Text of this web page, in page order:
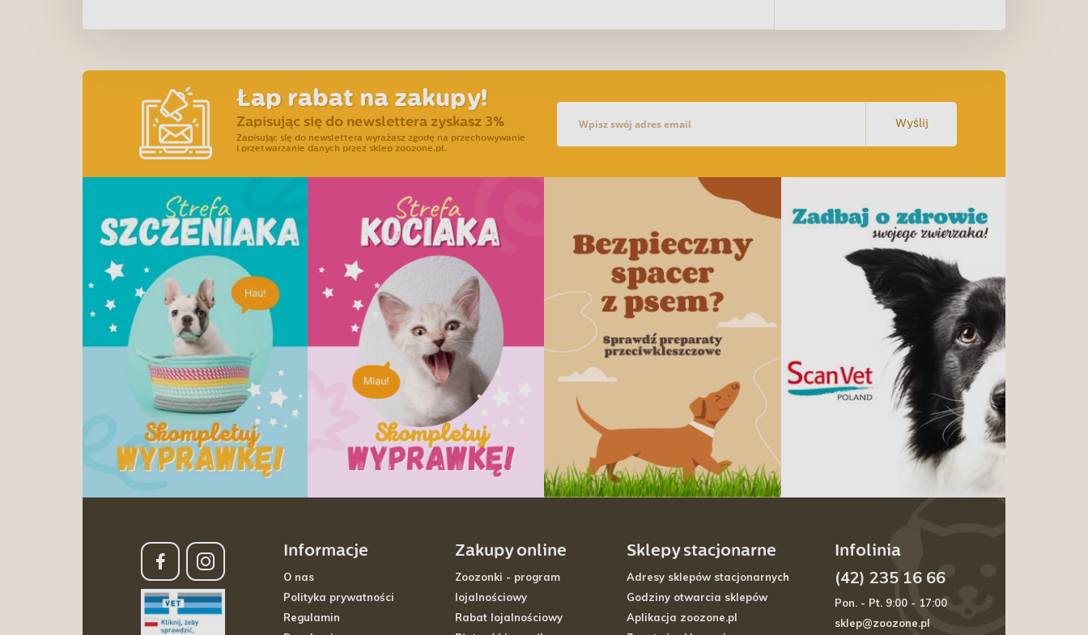
Łap rabat na zakupy!
Zapisując się do newslettera zyskasz 3%
Zapisując się do newslettera wyrażasz zgodę na przechowywanie
i przetwarzanie danych przez sklep zoozone.pl.
Wyślij
Informacje
O nas
Polityka prywatności
Regulamin
Zakupy online
Zoozonki - program
lojalnościowy
Rabat lojalnościowy
Sklepy stacjonarne
Adresy sklepów stacjonarnych
Godziny otwarcia sklepów
Aplikacja zoozone.pl
Infolinia
(42) 235 16 66
Pon. - Pt. 9:00 - 17:00
sklep@zoozone.pl